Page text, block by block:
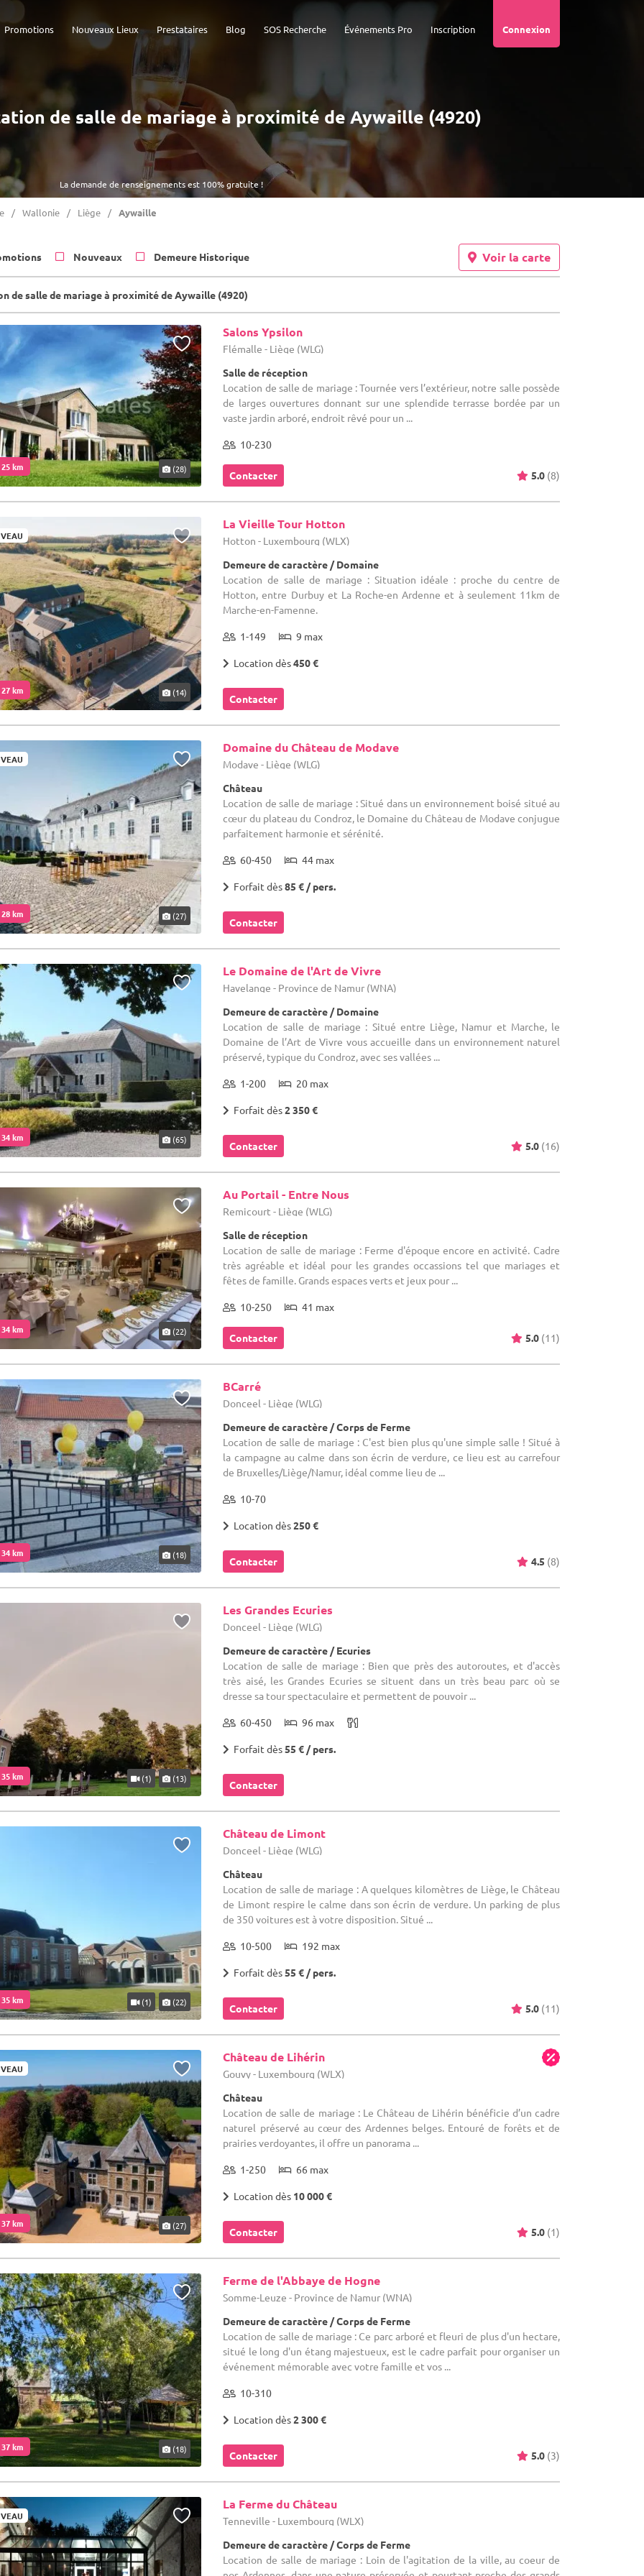
Connexion
Inscription
Événements Pro
SOS Recherche
Blog
Prestataires
Nouveaux Lieux
Promotions
La demande de renseignements est 100% gratuite !
de salle de mariage à proximité de Aywaille (4920)
Wallonie Liège Aywaille
Nouveaux Demeure Historique Voir la carte
de salle de mariage à proximité de Aywaille (4920)
km (28)
Salons Ypsilon
Flémalle - Liège (WLG)
Salle de réception
Location de salle de mariage : Tournée vers l’extérieur, notre salle possède
de larges ouvertures donnant sur une splendide terrasse bordée par un
vaste jardin arboré, endroit rêvé pour un ...
10-230
Contacter 5.0 (8)
km (14)
La Vieille Tour Hotton
Hotton - Luxembourg (WLX)
Demeure de caractère / Domaine
Location de salle de mariage : Situation idéale : proche du centre de
Hotton, entre Durbuy et La Roche-en Ardenne et à seulement 11km de
Marche-en-Famenne.
1-149 9 max
Location dès450 €
Contacter
km (27)
Domaine du Château de Modave
Modave - Liège (WLG)
Château
Location de salle de mariage : Situé dans un environnement boisé situé au
cœur du plateau du Condroz, le Domaine du Château de Modave conjugue
parfaitement harmonie et sérénité.
60-450 44 max
Forfait dès85 € / pers.
Contacter
km (65)
Le Domaine de l'Art de Vivre
Havelange - Province de Namur (WNA)
Demeure de caractère / Domaine
Location de salle de mariage : Situé entre Liège, Namur et Marche, le
Domaine de l’Art de Vivre vous accueille dans un environnement naturel
préservé, typique du Condroz, avec ses vallées ...
1-200 20 max
Forfait dès2 350 €
Contacter 5.0 (16)
km (22)
Au Portail - Entre Nous
Remicourt - Liège (WLG)
Salle de réception
Location de salle de mariage : Ferme d'époque encore en activité. Cadre
très agréable et idéal pour les grandes occassions tel que mariages et
fêtes de famille. Grands espaces verts et jeux pour ...
10-250 41 max
Contacter 5.0 (11)
km (18)
BCarré
Donceel - Liège (WLG)
Demeure de caractère / Corps de Ferme
Location de salle de mariage : C'est bien plus qu'une simple salle ! Situé à
la campagne au calme dans son écrin de verdure, ce lieu est au carrefour
de Bruxelles/Liège/Namur, idéal comme lieu de ...
10-70
Location dès250 €
Contacter 4.5 (8)
km (1) (13)
Les Grandes Ecuries
Donceel - Liège (WLG)
Demeure de caractère / Ecuries
Location de salle de mariage : Bien que près des autoroutes, et d'accès
très aisé, les Grandes Ecuries se situent dans un très beau parc où se
dresse sa tour spectaculaire et permettent de pouvoir ...
60-450 96 max
Forfait dès55 € / pers.
Contacter
km (1) (22)
Château de Limont
Donceel - Liège (WLG)
Château
Location de salle de mariage : A quelques kilomètres de Liège, le Château
de Limont respire le calme dans son écrin de verdure. Un parking de plus
de 350 voitures est à votre disposition. Situé ...
10-500 192 max
Forfait dès55 € / pers.
Contacter 5.0 (11)
km (27)
Château de Lihérin
Gouvy - Luxembourg (WLX)
Château
Location de salle de mariage : Le Château de Lihérin bénéficie d’un cadre
naturel préservé au cœur des Ardennes belges. Entouré de forêts et de
prairies verdoyantes, il offre un panorama ...
1-250 66 max
Location dès 10 000 €
Contacter 5.0 (1)
km (18)
Ferme de l'Abbaye de Hogne
Somme-Leuze - Province de Namur (WNA)
Demeure de caractère / Corps de Ferme
Location de salle de mariage : Ce parc arboré et fleuri de plus d'un hectare,
situé le long d'un étang majestueux, est le cadre parfait pour organiser un
événement mémorable avec votre famille et vos ...
10-310
Location dès2 300 €
Contacter 5.0 (3)
La Ferme du Château
Tenneville - Luxembourg (WLX)
Demeure de caractère / Corps de Ferme
Location de salle de mariage : Loin de l'agitation de la ville, au coeur de